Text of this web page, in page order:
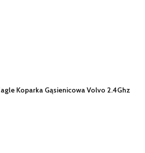
Koparka Gąsienicowa Volvo 2.4Ghz